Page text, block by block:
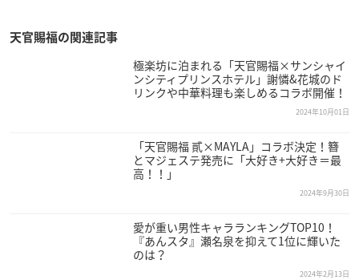
天官賜福の関連記事
極楽坊に泊まれる「天官賜福×サンシャイ
ンシティプリンスホテル」謝憐&花城のド
リンクや中華料理も楽しめるコラボ開催！
2024年10月01日
「天官賜福 貳×MAYLA」コラボ決定！簪
とマジェステ発売に「大好き+大好き＝最
高！！」
2024年9月30日
愛が重い男性キャラランキングTOP10！
『あんスタ』瀬名泉を抑えて1位に輝いた
のは？
2024年2月13日